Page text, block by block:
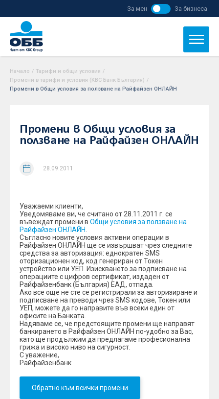
За мен За бизнеса
Начало / Тарифи и общи условия /
Промени в тарифи и условия (KBC Банк България) /
Промени в Общи условия за ползване на Райфайзен ОНЛАЙН
Промени в Общи условия за
ползване на Райфайзен ОНЛАЙН
28.09.2011
Уважаеми клиенти,
Уведомяваме ви, че считано от 28.11.2011 г. се
въвеждат промени в Общи условия за ползване на
Райфайзен ОНЛАЙН
Съгласно новите условия активни операции в
Райфайзен ОНЛАЙН ще се извършват чрез следните
средства за авторизация: еднократен SMS
оторизационен код, код генериран от Токен
устройство или УЕП. Изискването за подписване на
операциите с цифров сертификат, издаден от
Райфайзенбанк (България) ЕАД, отпада.
Ако все още не сте се регистрирали за авторизиране и
подписване на преводи чрез SMS кодове, Токен или
УЕП, можете да го направите във всеки един от
офисите на Банката.
Надяваме се, че предстоящите промени ще направят
банкирането в Райфайзен ОНЛАЙН по-удобно за Вас,
като ще продължим да предлагаме професионална
грижа и високо ниво на сигурност.
С уважение,
Райфайзенбанк
Обратно към всички промени